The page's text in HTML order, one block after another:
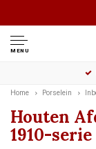
MENU
Home Porselein
Houten
1910-serie